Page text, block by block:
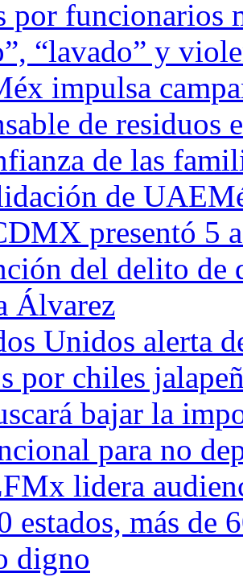
por funcionarios
“lavado” y
impulsa
de residuos
de las
de
presentó 5
del delito de
Álvarez
Unidos alerta
por chiles
bajar la
para no
lidera
estados, más de
digno